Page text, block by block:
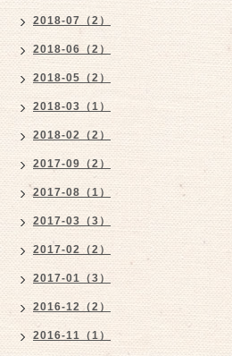
2018-07（2）
2018-06（2）
2018-05（2）
2018-03（1）
2018-02（2）
2017-09（2）
2017-08（1）
2017-03（3）
2017-02（2）
2017-01（3）
2016-12（2）
2016-11（1）